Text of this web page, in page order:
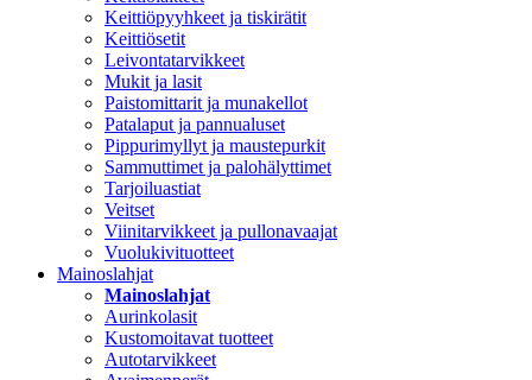
Keittiöpyyhkeet ja tiskirätit
Keittiösetit
Leivontatarvikkeet
Mukit ja lasit
Paistomittarit ja munakellot
Patalaput ja pannualuset
Pippurimyllyt ja maustepurkit
Sammuttimet ja palohälyttimet
Tarjoiluastiat
Veitset
Viinitarvikkeet ja pullonavaajat
Vuolukivituotteet
Mainoslahjat
Mainoslahjat
Aurinkolasit
Kustomoitavat tuotteet
Autotarvikkeet